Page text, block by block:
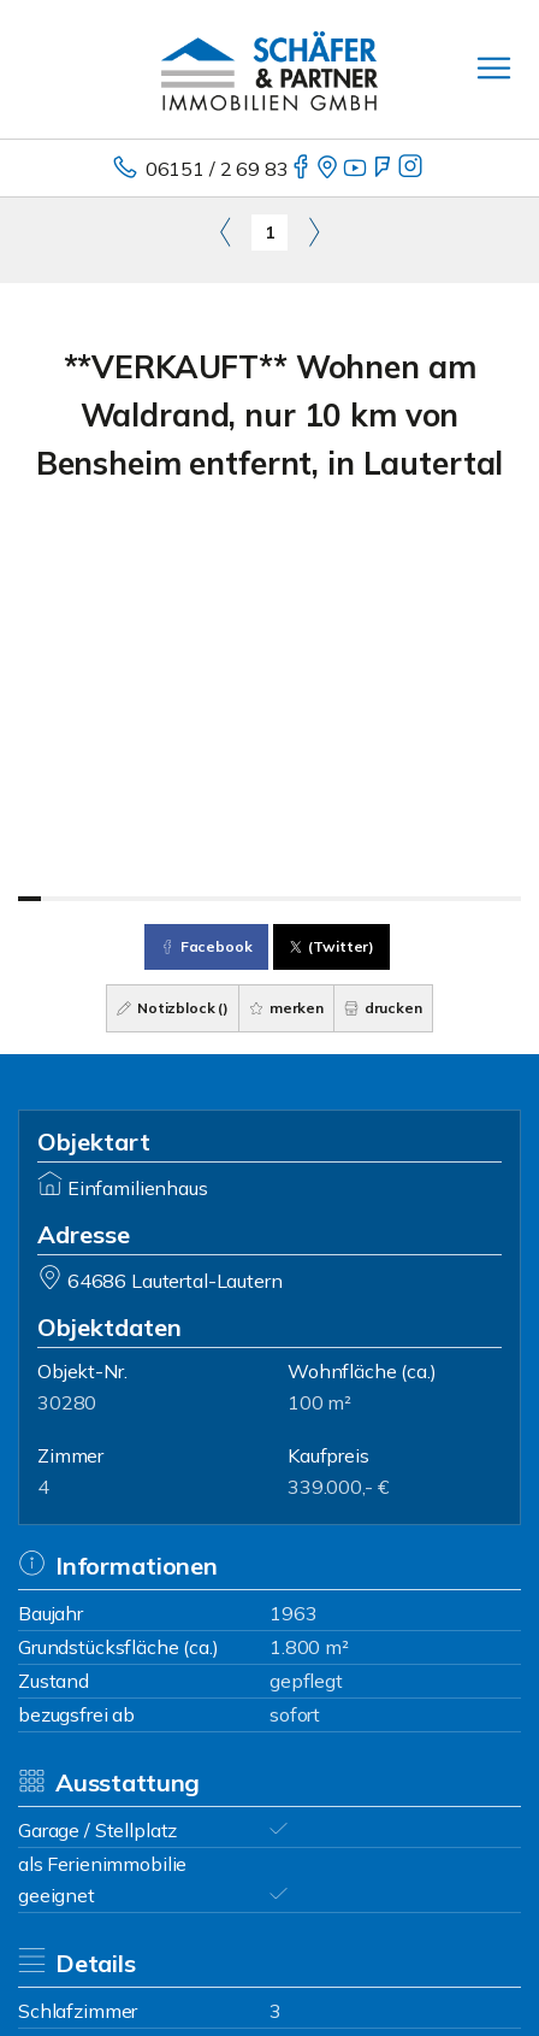
06151 / 2 69 83
1
**VERKAUFT** Wohnen am
Waldrand, nur 10 km von
Bensheim entfernt, in Lautertal
Facebook (Twitter)
Notizblock () merken drucken
Objektart
Einfamilienhaus
Adresse
64686 Lautertal-Lautern
Objektdaten
Objekt-Nr.
30280
Wohnfläche (ca.)
100 m²
Zimmer
4
Kaufpreis
339.000,- €
Informationen
Baujahr
1963
Grundstücksfläche (ca.)
1.800 m²
Zustand
gepflegt
bezugsfrei ab
sofort
Ausstattung
Garage / Stellplatz
als Ferienimmobilie
geeignet
Details
Schlafzimmer
3